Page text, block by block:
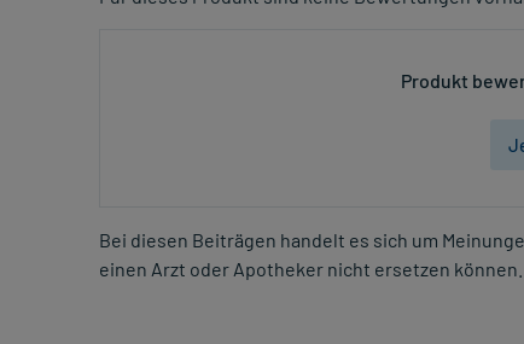
Produkt
Bei diesen Beiträgen handelt es sich um
einen Arzt oder Apotheker nicht ersetzen können.